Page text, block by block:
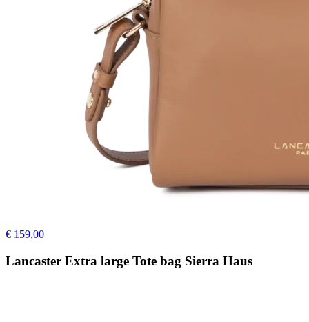
€ 159,00
Lancaster Extra large Tote bag Sierra Haus